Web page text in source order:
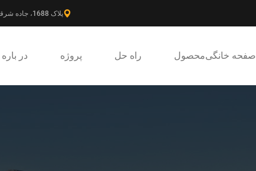
پلاک 1688، جاده شرقی گائوکه، ناحیه جدید پودونگ، شانگهای، چین.
صفحه خانگیمحصول راه حل پروژه در باره